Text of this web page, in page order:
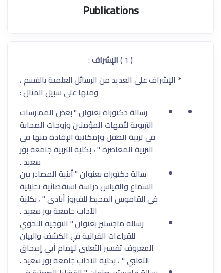
Publications
( 1 ) الإشراف:
* الإشراف على العديد من الرسائل العلمية بالقسم ،
ومنها على سبيل المثال :
رسالة دكتوراة بعنوان " بعض الممارسات
التربوية لأمهات المؤمنين وزوجات الصحابة
في تربية الطفل وإمكانية الإفادة منها في
التربية المعاصرة " ، بكلية التربية جامعة بور
سعيد .
رسالة دكتوراه بعنوان " أبنية المصادر بين
السماع والقياس دراسة استقصائية تحليلية
في القاموس المحيط للفيروز أبادي " ، بكلية
الآداب جامعة بور سعيد .
رسالة ماجستير بعنوان " التوجيه النحوي
للقراءات القرآنية في الكشف والبيان
المعروف تفسير الثعلبي للإمام أبي إسحاق
الثعلبي " ، بكلية الآداب جامعة بور سعيد .